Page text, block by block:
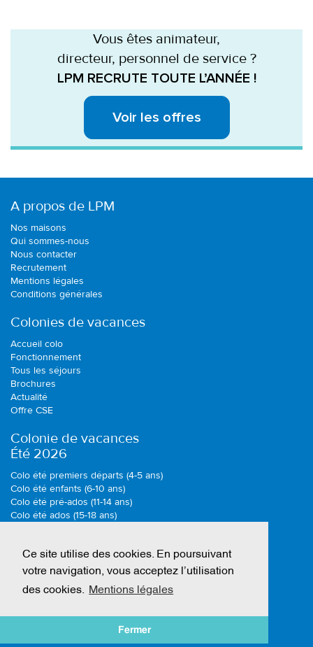
Ce site utilise des cookies. En poursuivant
votre navigation, vous acceptez l’utilisation
des cookies. Mentions légales
Fermer
Vous êtes animateur,
directeur, personnel de service ?
LPM RECRUTE TOUTE L’ANNÉE !
Voir les offres
A propos de LPM
Nos maisons
Qui sommes-nous
Nous contacter
Recrutement
Mentions légales
Conditions générales
Colonies de vacances
Accueil colo
Fonctionnement
Tous les séjours
Brochures
Actualité
Offre CSE
Colonie de vacances
Été 2026
Colo été premiers départs (4-5 ans)
Colo été enfants (6-10 ans)
Colo été pré-ados (11-14 ans)
Colo été ados (15-18 ans)
Toussaint 2026
Colo toussaint premiers départs (4-5 ans)
Colo toussaint enfants (6-10 ans)
Colo toussaint ados (15-18 ans)